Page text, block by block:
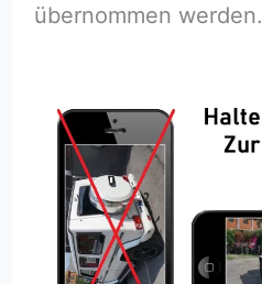
übernommen werden.